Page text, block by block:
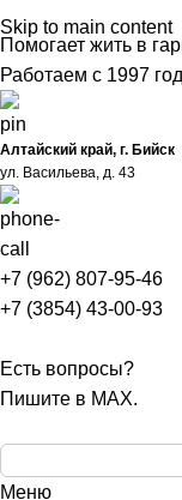
Skip to main content
Помогает жить в
Работаем с 1997
Алтайский край, г. Бийск
ул. Васильева, д. 43
+7 (962) 807-95-46
+7 (3854) 43-00-93
Есть вопросы?
Пишите в MAX.
Меню